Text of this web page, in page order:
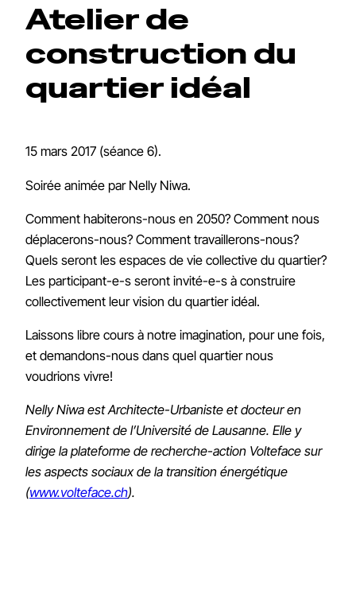
Atelier de
construction du
quartier idéal
15 mars 2017 (séance 6).
Soirée animée par Nelly Niwa.
Comment habiterons-nous en 2050? Comment nous
déplacerons-nous? Comment travaillerons-nous?
Quels seront les espaces de vie collective du quartier?
Les participant-e-s seront invité-e-s à construire
collectivement leur vision du quartier idéal.
Laissons libre cours à notre imagination, pour une fois,
et demandons-nous dans quel quartier nous
voudrions vivre!
Nelly Niwa est Architecte-Urbaniste et docteur en
Environnement de l’Université de Lausanne. Elle y
dirige la plateforme de recherche-action Volteface sur
les aspects sociaux de la transition énergétique
(www.volteface.ch).